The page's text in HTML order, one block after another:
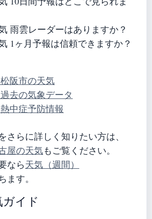
雨雲レーダーはありますか？
1ヶ月予報は信頼できますか？
阪市の天気
去の気象データ
中症予防情報
さらに詳しく知りたい方は、
屋の天気もご覧ください。
なら天気（週間）
ます。
イド